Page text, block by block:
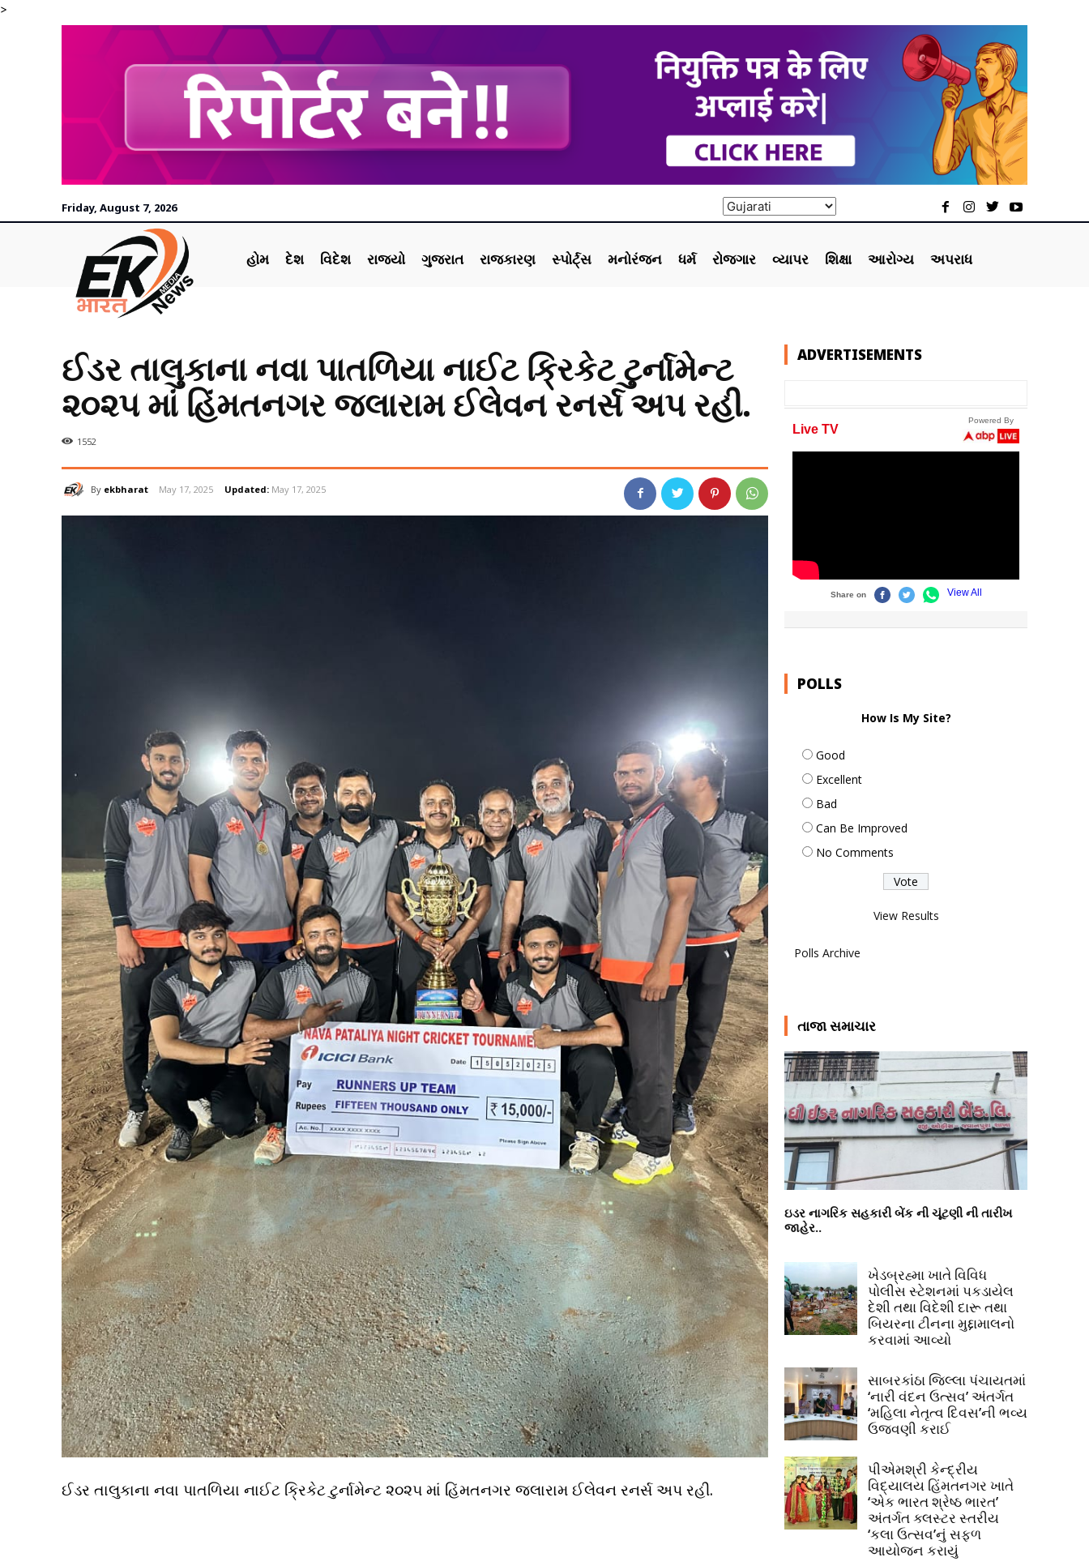
>
Friday, August 7, 2026
હોમ દેશ વિદેશ રાજ્યો ગુજરાત રાજકારણ સ્પોર્ટ્સ મનોરંજન ધર્મ રોજગાર વ્યાપર શિક્ષા આરોગ્ય અપરાધ
ઈડર તાલુકાના નવા પાતળિયા નાઈટ ક્રિકેટ ટુર્નામેન્ટ
૨૦૨૫ માં હિંમતનગર જલારામ ઈલેવન રનર્સ અપ રહી.
1552
By ekbharat May 17, 2025 Updated: May 17, 2025
ઈડર તાલુકાના નવા પાતળિયા નાઈટ ક્રિકેટ ટુર્નામેન્ટ ૨૦૨૫ માં હિંમતનગર જલારામ ઈલેવન રનર્સ અપ રહી.
ADVERTISEMENTS
POLLS
How Is My Site?
Good
Excellent
Bad
Can Be Improved
No Comments
View Results
Polls Archive
તાજા સમાચાર
ઇડર નાગરિક સહકારી બેંક ની ચૂંટણી ની તારીખ
જાહેર..
ખેડબ્રહ્મા ખાતે વિવિધ
પોલીસ સ્ટેશનમાં પકડાયેલ
દેશી તથા વિદેશી દારૂ તથા
બિયરના ટીનના મુદ્દામાલનો
કરવામાં આવ્યો
સાબરકાંઠા જિલ્લા પંચાયતમાં
‘નારી વંદન ઉત્સવ’ અંતર્ગત
‘મહિલા નેતૃત્વ દિવસ’ની ભવ્ય
ઉજવણી કરાઈ
પીએમશ્રી કેન્દ્રીય
વિદ્યાલય હિંમતનગર ખાતે
‘એક ભારત શ્રેષ્ઠ ભારત’
અંતર્ગત ક્લસ્ટર સ્તરીય
‘કલા ઉત્સવ’નું સફળ
આયોજન કરાયું